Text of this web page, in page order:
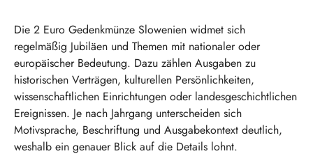
Die 2 Euro Gedenkmünze Slowenien widmet sich
regelmäßig Jubiläen und Themen mit nationaler oder
europäischer Bedeutung. Dazu zählen Ausgaben zu
historischen Verträgen, kulturellen Persönlichkeiten,
wissenschaftlichen Einrichtungen oder landesgeschichtlichen
Ereignissen. Je nach Jahrgang unterscheiden sich
Motivsprache, Beschriftung und Ausgabekontext deutlich,
weshalb ein genauer Blick auf die Details lohnt.